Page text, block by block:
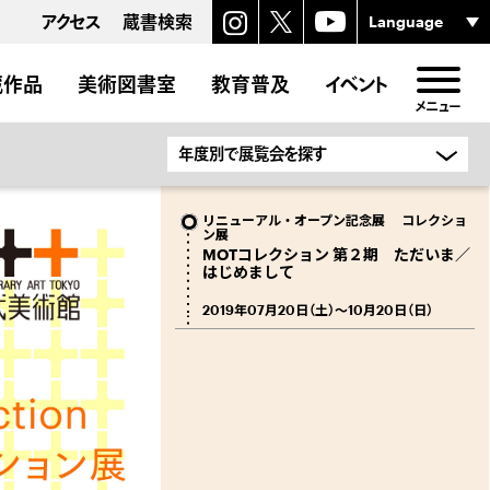
アクセス 蔵書検索
品 美術図書室 教育普及 イベント
メニュー
リニューアル・オープン記念展 コレクショ
ン展
MOTコレクション 第２期 ただいま／
はじめまして
2019年07月20日（土）〜10月20日（日）